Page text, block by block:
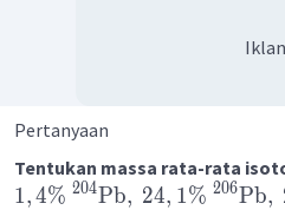
Iklan
Pertanyaan
Tentukan massa rata-rata
1,4% 204Pb, 24, 1% 206Pb,